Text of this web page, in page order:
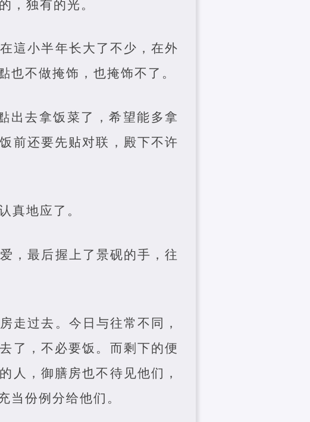
，独有的光。
這小半年长大了不少，在外
也不做掩饰，也掩饰不了。
出去拿饭菜了，希望能多拿
前还要先贴对联，殿下不许
真地应了。
，最后握上了景砚的手，往
走过去。今日与往常不同，
了，不必要饭。而剩下的便
人，御膳房也不待见他们，
当份例分给他们。